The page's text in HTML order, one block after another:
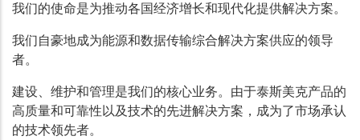
我们的使命是为推动各国经济增长和现代化提供解决方案。
我们自豪地成为能源和数据传输综合解决方案供应的领导
者。
建设、维护和管理是我们的核心业务。由于泰斯美克产品的
高质量和可靠性以及技术的先进解决方案，成为了市场承认
的技术领先者。